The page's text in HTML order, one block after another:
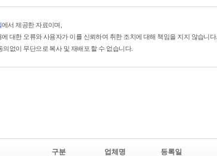
에서 제공한 자료이며,
대한 오류와 사용자가 이를 신뢰하여 취한 조치에 대해 책임을 지지 않습니다.
의없이 무단으로 복사 및 재배포 할 수 없습니다.
구분 업체명 등록일